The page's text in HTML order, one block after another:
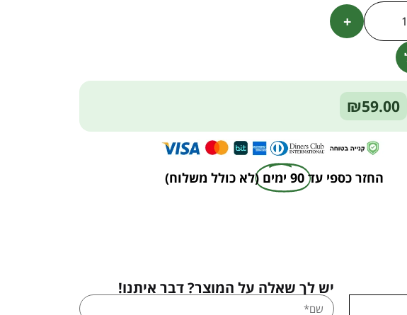
+
₪59.00
החזר כספי עד 90 ימים (לא כולל משלוח)
יש לך שאלה על המוצר? דבר איתנו!